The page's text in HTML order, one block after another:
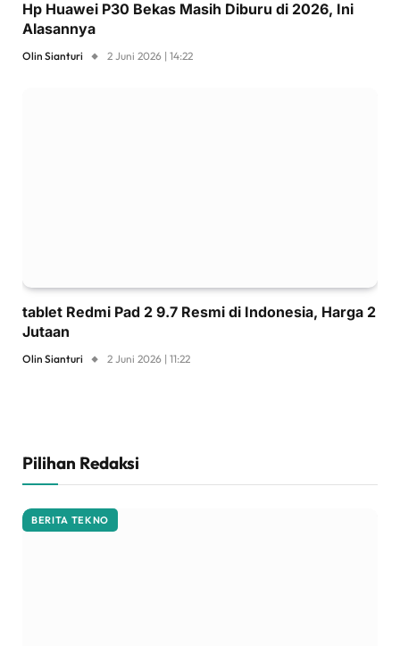
Hp Huawei P30 Bekas Masih Diburu di 2026, Ini
Alasannya
Olin Sianturi 2 Juni 2026 | 14:22
tablet Redmi Pad 2 9.7 Resmi di Indonesia, Harga 2
Jutaan
Olin Sianturi 2 Juni 2026 | 11:22
Pilihan Redaksi
BERITA TEKNO